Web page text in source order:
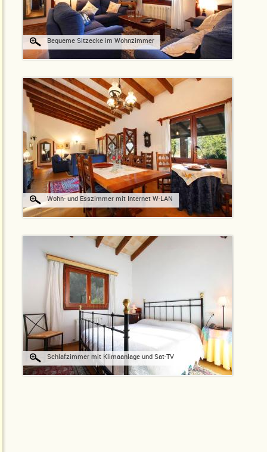
Bequeme Sitzecke im Wohnzimmer
Wohn- und Esszimmer mit Internet W-LAN
Schlafzimmer mit Klimaanlage und Sat-TV